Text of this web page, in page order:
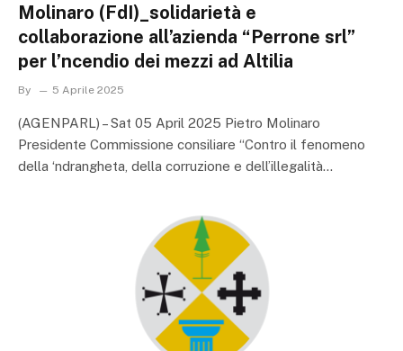
Molinaro (FdI)_solidarietà e
collaborazione all’azienda “Perrone srl”
per l’ncendio dei mezzi ad Altilia
By 5 Aprile 2025
(AGENPARL) – Sat 05 April 2025 Pietro Molinaro
Presidente Commissione consiliare “Contro il fenomeno
della ‘ndrangheta, della corruzione e dell’illegalità…